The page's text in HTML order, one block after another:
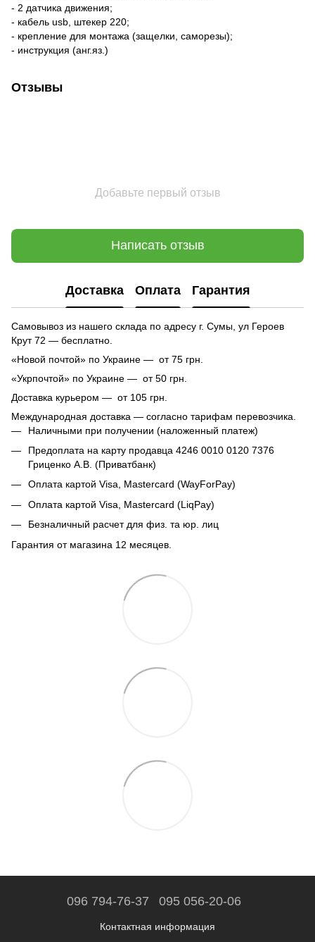
- 2 датчика движения;
- кабель usb, штекер 220;
- крепление для монтажа (защелки, саморезы);
- инструкция (анг.яз.)
Отзывы
Добавьте первый отзыв
Написать отзыв
Доставка Оплата Гарантия
Самовывоз из нашего склада по адресу г. Сумы, ул Героев
Крут 72 — бесплатно.
«Новой почтой» по Украине — от 75 грн.
«Укрпочтой» по Украине — от 50 грн.
Доставка курьером — от 105 грн.
Международная доставка — согласно тарифам перевозчика.
Наличными при получении (наложенный платеж)
Предоплата на карту продавца 4246 0010 0120 7376
Гриценко А.В. (Приватбанк)
Оплата картой Visa, Mastercard (WayForPay)
Оплата картой Visa, Mastercard (LiqPay)
Безналичный расчет для физ. та юр. лиц
Гарантия от магазина 12 месяцев.
096 794-76-37 095 056-20-06
Контактная информация